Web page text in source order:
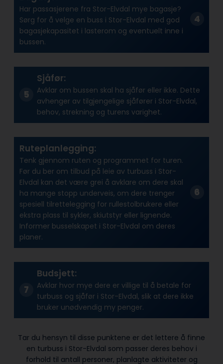
Har passasjerene fra Stor-Elvdal mye bagasje?
Sørg for å velge en buss i Stor-Elvdal med god
bagasjekapasitet i lasterom og eventuelt inne i
bussen.
Sjåfør:
Avklar om bussen skal ha sjåfør eller ikke. Dette
avhenger av tilgjengelige sjåfører i Stor-Elvdal,
behov, strekning og turens varighet.
Ruteplanlegging:
Tenk gjennom ruten og programmet for turen.
Før du ber om tilbud på leie av turbuss i Stor-
Elvdal kan det være grei å avklare om dere skal
ha mange stopp underveis, om dere trenger
spesiell tilrettelegging for rullestolbrukere eller
ekstra plass til sykler, skiutstyr eller lignende.
Informer busselskapet i Stor-Elvdal om deres
planer.
Budsjett:
Avklar hvor mye dere er villige til å betale for
turbuss og sjåfør i Stor-Elvdal, slik at dere ikke
bruker unødvendig my penger.
Tar du hensyn til disse punktene er det lettere å finne
en turbuss i Stor-Elvdal som passer deres behov i
forhold til antall personer, planlagte aktiviteter og